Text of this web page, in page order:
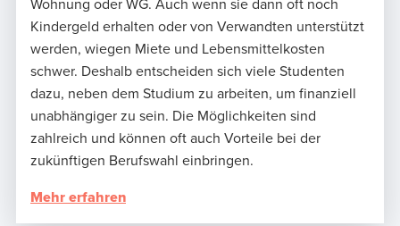
Wohnung oder WG. Auch wenn sie dann oft noch
Kindergeld erhalten oder von Verwandten unterstützt
werden, wiegen Miete und Lebensmittelkosten
schwer. Deshalb entscheiden sich viele Studenten
dazu, neben dem Studium zu arbeiten, um finanziell
unabhängiger zu sein. Die Möglichkeiten sind
zahlreich und können oft auch Vorteile bei der
zukünftigen Berufswahl einbringen.
Mehr erfahren